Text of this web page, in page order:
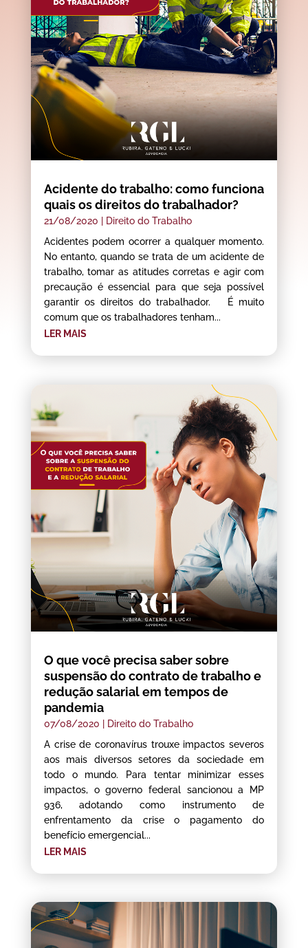
Acidente do trabalho: como funciona
quais os direitos do trabalhador?
21/08/2020
Direito do Trabalho
Acidentes podem ocorrer a qualquer momento.
No entanto, quando se trata de um acidente de
trabalho, tomar as atitudes corretas e agir com
precaução é essencial para que seja possível
garantir os direitos do trabalhador. É muito
comum que os trabalhadores tenham...
LER MAIS
O que você precisa saber sobre
suspensão do contrato de trabalho e
redução salarial em tempos de
pandemia
07/08/2020
Direito do Trabalho
A crise de coronavírus trouxe impactos severos
aos mais diversos setores da sociedade em
todo o mundo. Para tentar minimizar esses
impactos, o governo federal sancionou a MP
936, adotando como instrumento de
enfrentamento da crise o pagamento do
benefício emergencial...
LER MAIS